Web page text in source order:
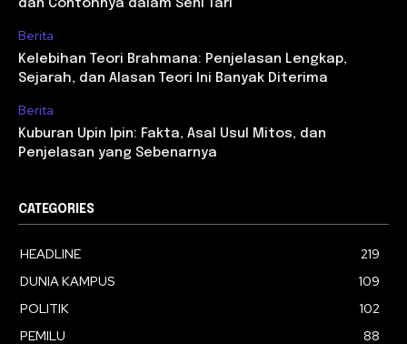
dan Contohnya dalam Seni Tari
Berita
Kelebihan Teori Brahmana: Penjelasan Lengkap,
Sejarah, dan Alasan Teori Ini Banyak Diterima
Berita
Kuburan Upin Ipin: Fakta, Asal Usul Mitos, dan
Penjelasan yang Sebenarnya
CATEGORIES
HEADLINE
219
DUNIA KAMPUS
109
POLITIK
102
PEMILU
88